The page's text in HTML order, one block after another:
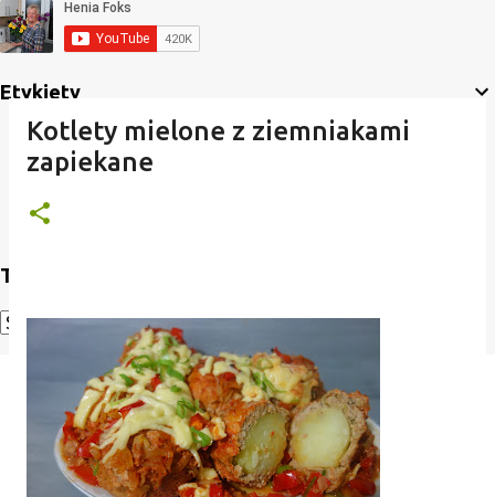
Etykiety
Translate
Translate
Kotlety mielone z ziemniakami
zapiekane